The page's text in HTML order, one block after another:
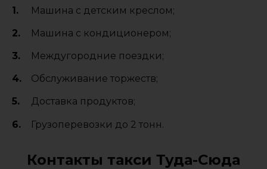
Машина с детским креслом;
Машина с кондиционером;
Междугородние поездки;
Обслуживание торжеств;
Доставка продуктов;
Грузоперевозки до 2 тонн.
Контакты такси Туда-Сюда